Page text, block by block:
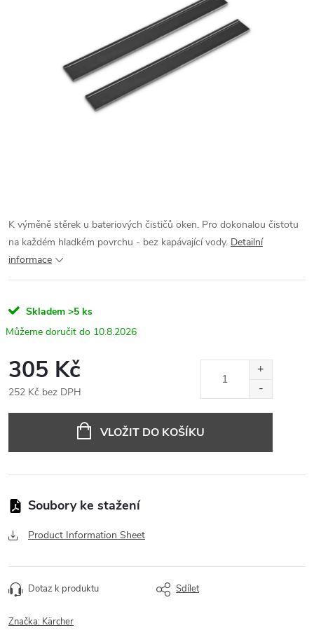
K výměně stěrek u bateriových čističů oken. Pro dokonalou čistotu
na každém hladkém povrchu - bez kapávající vody. Detailní
informace
Skladem >5 ks
10.8.2026
305 Kč
252 Kč bez DPH
VLOŽIT DO KOŠÍKU
Product Information Sheet
Dotaz k produktu Sdílet
Značka: Kärcher